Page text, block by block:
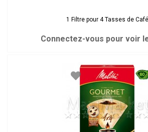
1 Filtre pour 4 Tasses de Café
Connectez-vous pour voir